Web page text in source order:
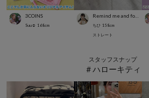
3COINS
Suu☺︎ 168cm ちひ 158cm
ストレート
スタッフスナップ
＃ハローキティ